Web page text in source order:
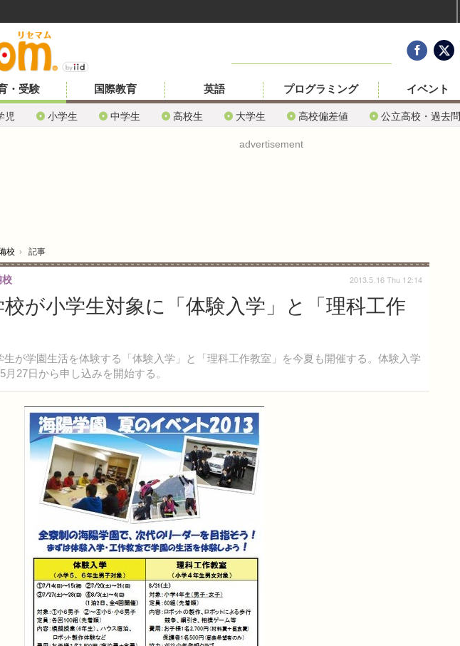
・受験
児 小学生 中学生 高校生 大学生 高校偏差値 公立高校・過去問
国際教育 英語 プログラミング イベント
advertisement
校 › 記事
が小学生対象に「体験入学」と「理科工作
が学園生活を体験する「体験入学」と「理科工作教室」を今夏も開催する。体験入学
27日から申し込みを開始する。
校 2013.5.16 Thu 12:14